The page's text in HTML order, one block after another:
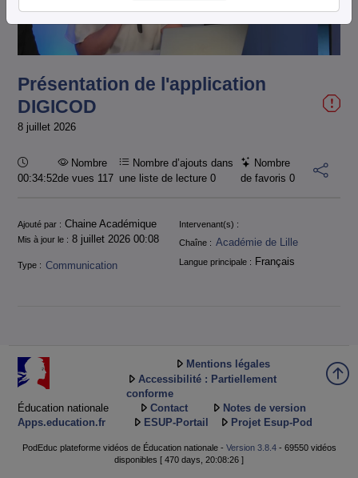
la
vidéo
Présentation de l'application
DIGICOD
8 juillet 2026
Durée :
00:34:52
Nombre
de vues 117
Nombre d’ajouts dans
une liste de lecture0
Nombre
de favoris 0
Informations
Ajouté par : Chaine Académique
Intervenant(s) :
Mis à jour le : 8 juillet 2026 00:08 Chaîne : Académie de Lille
Type : Communication Langue principale : Français
Éducation nationale
Apps.education.fr
Mentions légales
Accessibilité : Partiellement
conforme
Contact
Notes de version
ESUP-Portail
Projet Esup-Pod
PodEduc plateforme vidéos de Éducation nationale - Version 3.8.4- 69550 vidéos
disponibles [ 470 days, 20:08:26 ]